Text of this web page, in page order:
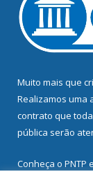
Muito mais que
Realizamos uma
contrato que
pública serão
Conheça o PNTP